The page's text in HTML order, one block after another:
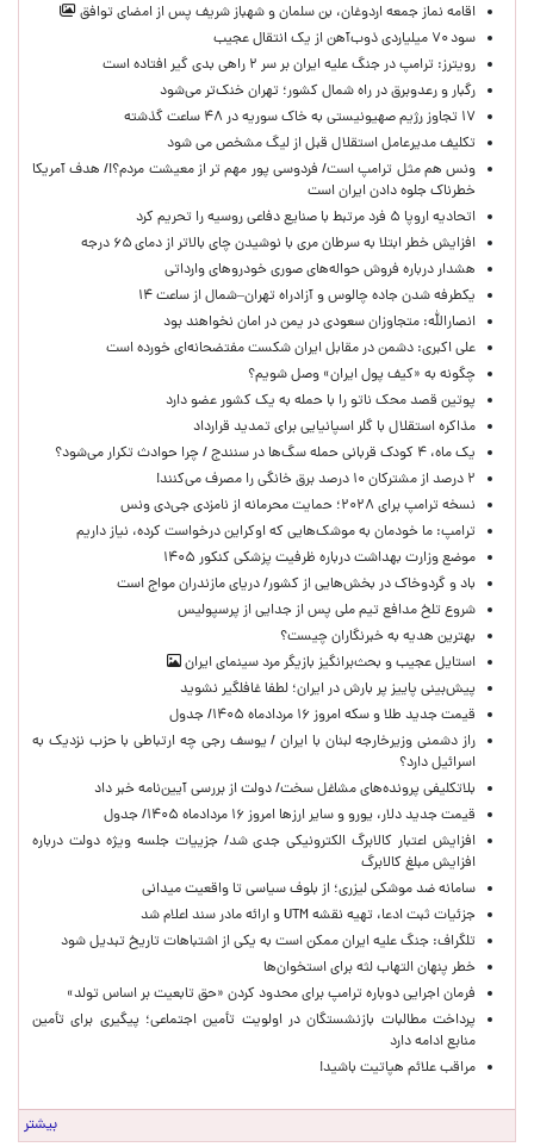
اقامه نماز جمعه اردوغان، بن ‌سلمان و شهباز شریف پس از امضای توافق
سود ۷۰ میلیاردی ذوب‌آهن از یک انتقال عجیب
رویترز: ترامپ در جنگ علیه ایران بر سر ۲ راهی بدی گیر افتاده است
رگبار و رعدوبرق در راه شمال کشور؛ تهران خنک‌تر می‌شود
۱۷ تجاوز رژیم صهیونیستی به خاک سوریه در ۴۸ ساعت گذشته
تکلیف مدیرعامل استقلال قبل از لیگ مشخص می شود
ونس هم مثل ترامپ است/ فردوسی پور مهم تر از معیشت مردم؟!/ هدف آمریکا
خطرناک جلوه دادن ایران است
اتحادیه اروپا ۵ فرد مرتبط با صنایع دفاعی روسیه را تحریم کرد
افزایش خطر ابتلا به سرطان مری با نوشیدن چای بالاتر از دمای ۶۵ درجه
هشدار درباره فروش حواله‌های صوری خودروهای وارداتی
یکطرفه شدن جاده چالوس و آزادراه تهران–شمال از ساعت ۱۴
انصارالله: متجاوزان سعودی در یمن در امان نخواهند بود
علی اکبری: دشمن در مقابل ایران شکست مفتضحانه‌ای خورده است
چگونه به «کیف پول ایران» وصل شویم؟
پوتین قصد محک ناتو را با حمله به یک کشور عضو دارد
مذاکره استقلال با گلر اسپانیایی برای تمدید قرارداد
یک ماه، ۴ کودک قربانی حمله سگ‌ها در سنندج / چرا حوادث تکرار می‌شود؟
۲ درصد از مشترکان ۱۰ درصد برق خانگی را مصرف می‌کنند!
نسخه ترامپ برای ۲۰۲۸؛ حمایت محرمانه از نامزدی جی‌دی ونس
ترامپ: ما خودمان به موشک‌هایی که اوکراین درخواست کرده، نیاز داریم
موضع وزارت بهداشت درباره ظرفیت پزشکی کنکور ۱۴۰۵
باد و گردوخاک در بخش‌هایی از کشور/ دریای مازندران مواج است
شروع تلخ مدافع تیم ملی پس از جدایی از پرسپولیس
بهترین هدیه به خبرنگاران چیست؟
استایل عجیب و بحث‌برانگیز بازیگر مرد سینمای ایران
پیش‌بینی پاییز پر بارش در ایران؛ لطفا غافلگیر نشوید
قیمت جدید طلا و سکه امروز ۱۶ مردادماه ۱۴۰۵/ جدول
راز دشمنی وزیرخارجه لبنان با ایران / یوسف رجی چه ارتباطی با حزب نزدیک به
اسرائیل دارد؟
بلاتکلیفی پرونده‌های مشاغل سخت/ دولت از بررسی آیین‌نامه خبر داد
قیمت جدید دلار، یورو و سایر ارزها امروز ۱۶ مردادماه ۱۴۰۵/ جدول
افزایش اعتبار کالابرگ الکترونیکی جدی شد/ جزییات جلسه ویژه دولت درباره
افزایش مبلغ کالابرگ
سامانه ضد موشکی لیزری؛ از بلوف سیاسی تا واقعیت میدانی
جزئیات ثبت ادعا، تهیه نقشه UTM و ارائه مادر سند اعلام شد
تلگراف: جنگ علیه ایران ممکن است به یکی از اشتباهات تاریخ تبدیل شود
خطر پنهان التهاب لثه برای استخوان‌ها
فرمان اجرایی دوباره ترامپ برای محدود کردن «حق تابعیت بر اساس تولد»
پرداخت مطالبات بازنشستگان در اولویت تأمین اجتماعی؛ پیگیری برای تأمین
منابع ادامه دارد
مراقب علائم هپاتیت باشید!
بیشتر